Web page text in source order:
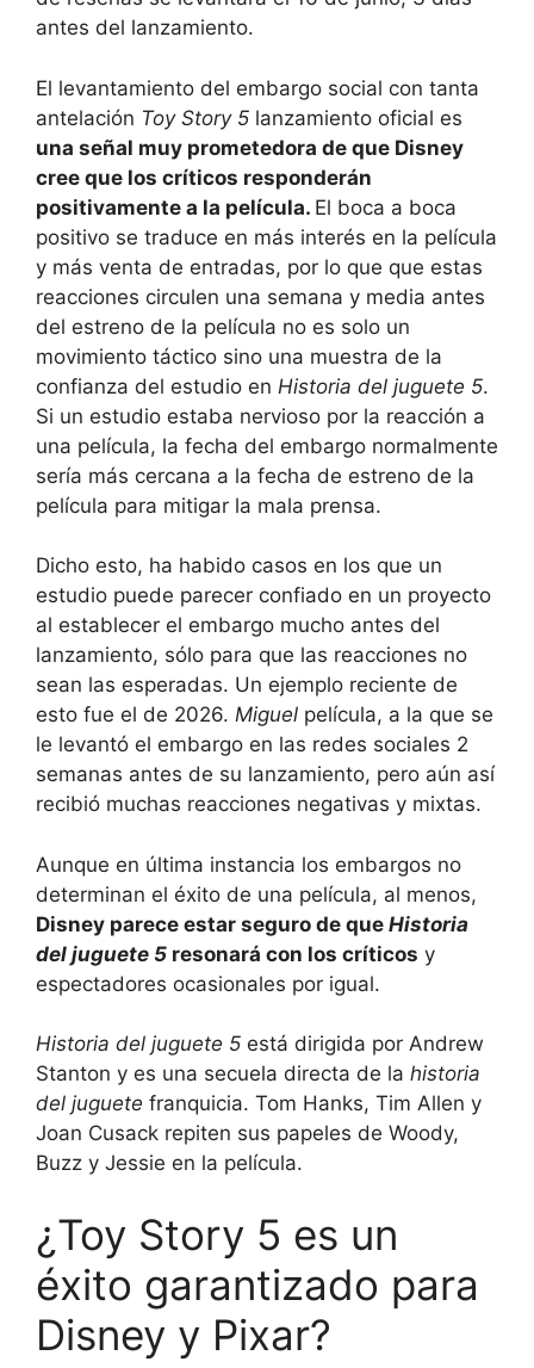
antes del lanzamiento.
El levantamiento del embargo social con tanta
antelación Toy Story 5 lanzamiento oficial es
una señal muy prometedora de que Disney
cree que los críticos responderán
positivamente a la película. El boca a boca
positivo se traduce en más interés en la película
y más venta de entradas, por lo que que estas
reacciones circulen una semana y media antes
del estreno de la película no es solo un
movimiento táctico sino una muestra de la
confianza del estudio en Historia del juguete 5.
Si un estudio estaba nervioso por la reacción a
una película, la fecha del embargo normalmente
sería más cercana a la fecha de estreno de la
película para mitigar la mala prensa.
Dicho esto, ha habido casos en los que un
estudio puede parecer confiado en un proyecto
al establecer el embargo mucho antes del
lanzamiento, sólo para que las reacciones no
sean las esperadas. Un ejemplo reciente de
esto fue el de 2026. Miguel película, a la que se
le levantó el embargo en las redes sociales 2
semanas antes de su lanzamiento, pero aún así
recibió muchas reacciones negativas y mixtas.
Aunque en última instancia los embargos no
determinan el éxito de una película, al menos,
Disney parece estar seguro de que Historia
del juguete 5 resonará con los críticos y
espectadores ocasionales por igual.
Historia del juguete 5 está dirigida por Andrew
Stanton y es una secuela directa de la historia
del juguete franquicia. Tom Hanks, Tim Allen y
Joan Cusack repiten sus papeles de Woody,
Buzz y Jessie en la película.
¿Toy Story 5 es un
éxito garantizado para
Disney y Pixar?